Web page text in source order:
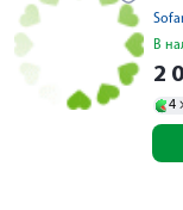
В
2
4